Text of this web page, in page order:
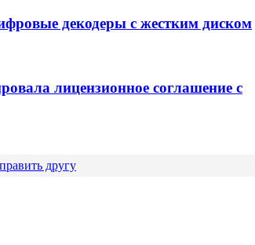
декодеры с жестким диском
лицензионное соглашение с
другу